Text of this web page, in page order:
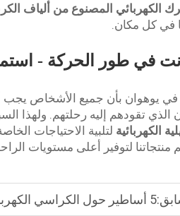
الكهربائي المصنوع من ألياف
في كل مكان.
أنت في طور الحركة -
يوهوان بأن جميع الأشخاص يجب
الذي تقودهم إليه رحلتهم. ولهذا
الكهربائية لتلبية الاحتياجات
منتجاتنا لتوفير أعلى مستويات
5 أساطير حول الكراسي الكهربائية الخفيفة